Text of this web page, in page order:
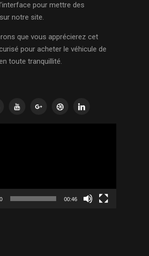
pour mettre des
notre site.
que vous apprécierez cet
pour acheter le véhicule de
toute tranquillité.
00:46